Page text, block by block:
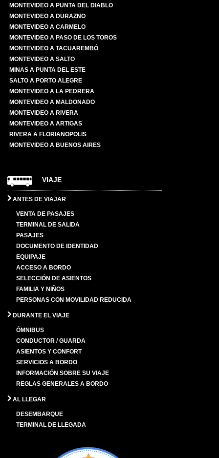
MONTEVIDEO A PUNTA DEL DIABLO
MONTEVIDEO A DURAZNO
MONTEVIDEO A CARMELO
MONTEVIDEO A PASO DE LOS TOROS
MONTEVIDEO A TACUAREMBÓ
MONTEVIDEO A SALTO
MINAS A PUNTA DEL ESTE
SALTO A PORTO ALEGRE
MONTEVIDEO A LA PEDRERA
MONTEVIDEO A MALDONADO
MONTEVIDEO A RIVERA
MONTEVIDEO A ARTIGAS
RIVERA A FLORIANOPOLIS
MONTEVIDEO A BUENOS AIRES
VIAJE
ANTES DE VIAJAR
VENTA DE PASAJES
TERMINAL DE SALIDA
PASAJES
DOCUMENTO DE IDENTIDAD
EQUIPAJE
ACCESO A BORDO
SELECCIÓN DE ASIENTOS
FAMILIA Y NIÑOS
PERSONAS CON MOVILIDAD REDUCIDA
DURANTE EL VIAJE
ÓMNIBUS
CONDUCTOR / GUARDA
ASIENTOS Y CONFORT
SERVICIOS A BORDO
INFORMACIÓN SOBRE SU VIAJE
REGLAS GENERALES A BORDO
AL LLEGAR
DESEMBARQUE
TERMINAL DE LLEGADA